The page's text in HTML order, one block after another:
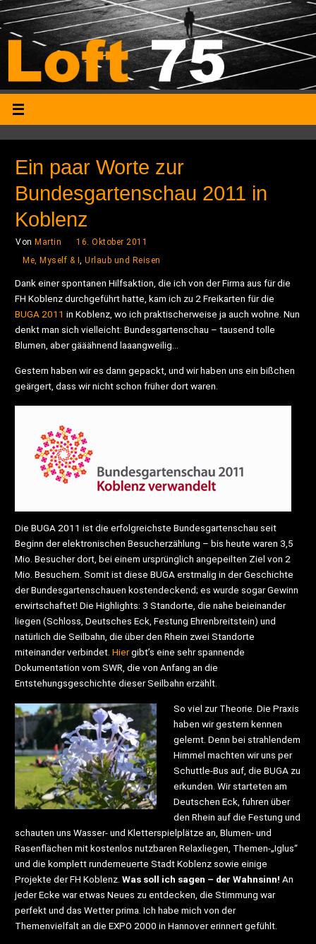
Ein paar Worte zur
Bundesgartenschau 2011 in
Koblenz
Von Martin
16. Oktober 2011
Me, Myself & I,Urlaub und Reisen
Dank einer spontanen Hilfsaktion, die ich von der Firma aus für die
FH Koblenz durchgeführt hatte, kam ich zu 2 Freikarten für die
BUGA 2011 in Koblenz, wo ich praktischerweise ja auch wohne. Nun
denkt man sich vielleicht: Bundesgartenschau – tausend tolle
Blumen, aber gääähnend laaangweilig…
Gestern haben wir es dann gepackt, und wir haben uns ein bißchen
geärgert, dass wir nicht schon früher dort waren.
Die BUGA 2011 ist die erfolgreichste Bundesgartenschau seit
Beginn der elektronischen Besucherzählung – bis heute waren 3,5
Mio. Besucher dort, bei einem ursprünglich angepeilten Ziel von 2
Mio. Besuchern. Somit ist diese BUGA erstmalig in der Geschichte
der Bundesgartenschauen kostendeckend; es wurde sogar Gewinn
erwirtschaftet! Die Highlights: 3 Standorte, die nahe beieinander
liegen (Schloss, Deutsches Eck, Festung Ehrenbreitstein) und
natürlich die Seilbahn, die über den Rhein zwei Standorte
miteinander verbindet.Hiergibt’s eine sehr spannende
Dokumentation vom SWR, die von Anfang an die
Entstehungsgeschichte dieser Seilbahn erzählt.
So viel zur Theorie. Die Praxis
haben wir gestern kennen
gelernt. Denn bei strahlendem
Himmel machten wir uns per
Schuttle-Bus auf, die BUGA zu
erkunden. Wir starteten am
Deutschen Eck, fuhren über
den Rhein auf die Festung und
schauten uns Wasser- und Kletterspielplätze an, Blumen- und
Rasenflächen mit kostenlos nutzbaren Relaxliegen, Themen-„Iglus“
und die komplett runderneuerte Stadt Koblenz sowie einige
Projekte der FH Koblenz.Was soll ich sagen – der Wahnsinn! An
jeder Ecke war etwas Neues zu entdecken, die Stimmung war
perfekt und das Wetter prima. Ich habe mich von der
Themenvielfalt an die EXPO 2000 in Hannover erinnert gefühlt.